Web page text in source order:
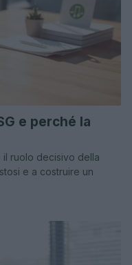
e perché la
il ruolo decisivo della
e a costruire un